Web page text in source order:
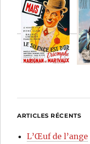
ARTICLES RÉCENTS
L’Œuf de l’ange